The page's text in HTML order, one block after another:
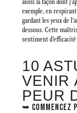
aussi la façon dont
exemple, en
gardant les yeux de
dessous. Cette
sentiment
10
VENIR
PEUR
➥ COMMENCEZ